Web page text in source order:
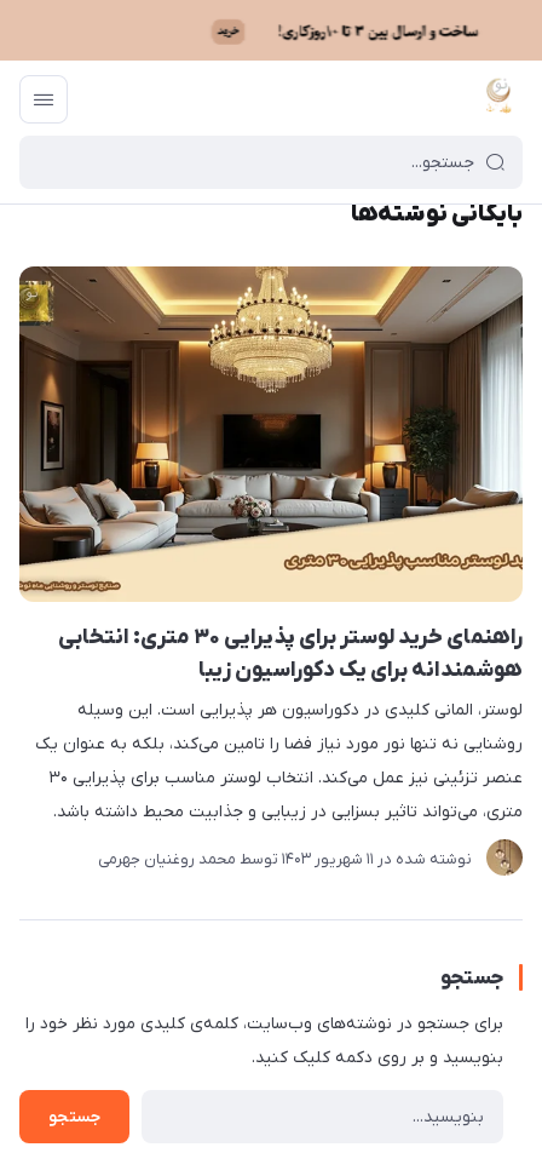
ماه نو / بایگانی نوشته‌ها
بایگانی نوشته‌ها
راهنمای خرید لوستر برای پذیرایی ۳۰ متری: انتخابی
هوشمندانه برای یک دکوراسیون زیبا
لوستر، المانی کلیدی در دکوراسیون هر پذیرایی است. این وسیله
روشنایی نه تنها نور مورد نیاز فضا را تامین می‌کند، بلکه به عنوان یک
عنصر تزئینی نیز عمل می‌کند. انتخاب لوستر مناسب برای پذیرایی ۳۰
متری، می‌تواند تاثیر بسزایی در زیبایی و جذابیت محیط داشته باشد.
نوشته شده در 11 شهریور 1403 توسط محمد روغنیان جهرمی
جستجو
برای جستجو در نوشته‌های وب‌سایت، کلمه‌ی کلیدی مورد نظر خود را
بنویسید و بر روی دکمه کلیک کنید.
جستجو